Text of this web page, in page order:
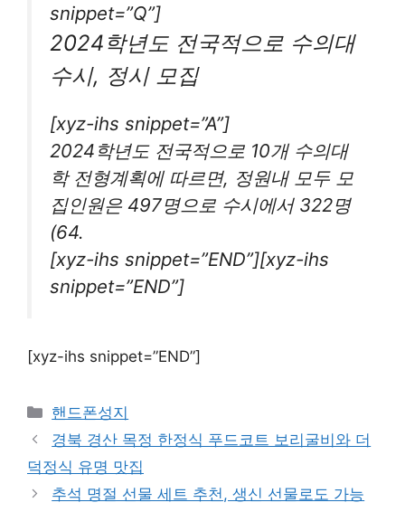
snippet=”Q”]
2024학년도 전국적으로 수의대
수시, 정시 모집
[xyz-ihs snippet=”A”]
2024학년도 전국적으로 10개 수의대
학 전형계획에 따르면, 정원내 모두 모
집인원은 497명으로 수시에서 322명
(64.
[xyz-ihs snippet=”END”][xyz-ihs
snippet=”END”]
[xyz-ihs snippet=”END”]
카
테
리
핸드폰성지
경북 경산 목정 한정식 푸드코트 보리굴비와 더
덕정식 유명 맛집
추석 명절 선물 세트 추천, 생신 선물로도 가능